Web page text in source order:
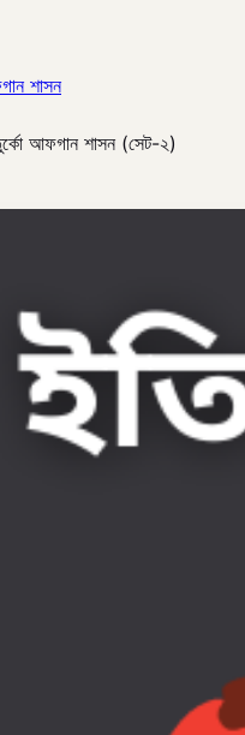
শাসন
আফগান শাসন (সেট-২)